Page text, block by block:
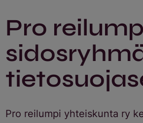
Pro
Pro reilumpi yhteiskunta ry